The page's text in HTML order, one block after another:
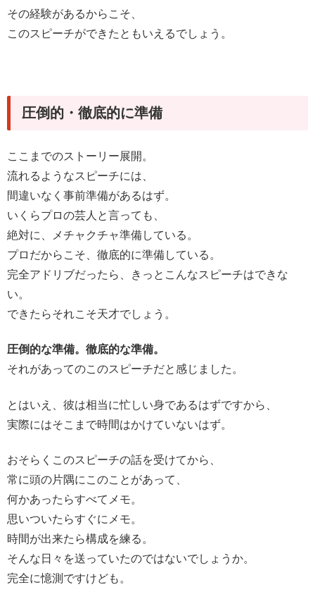
その経験があるからこそ、
このスピーチができたともいえるでしょう。
圧倒的・徹底的に準備
ここまでのストーリー展開。
流れるようなスピーチには、
間違いなく事前準備があるはず。
いくらプロの芸人と言っても、
絶対に、メチャクチャ準備している。
プロだからこそ、徹底的に準備している。
完全アドリブだったら、きっとこんなスピーチはできな
い。
できたらそれこそ天才でしょう。
圧倒的な準備。徹底的な準備。
それがあってのこのスピーチだと感じました。
とはいえ、彼は相当に忙しい身であるはずですから、
実際にはそこまで時間はかけていないはず。
おそらくこのスピーチの話を受けてから、
常に頭の片隅にこのことがあって、
何かあったらすべてメモ。
思いついたらすぐにメモ。
時間が出来たら構成を練る。
そんな日々を送っていたのではないでしょうか。
完全に憶測ですけども。